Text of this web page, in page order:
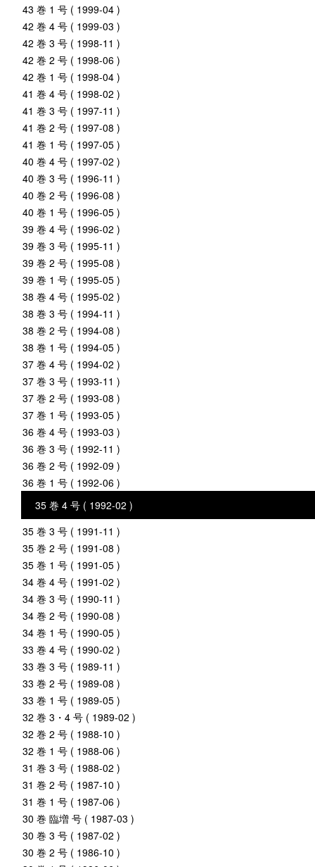
43 巻 1 号 ( 1999-04 )
42 巻 4 号 ( 1999-03 )
42 巻 3 号 ( 1998-11 )
42 巻 2 号 ( 1998-06 )
42 巻 1 号 ( 1998-04 )
41 巻 4 号 ( 1998-02 )
41 巻 3 号 ( 1997-11 )
41 巻 2 号 ( 1997-08 )
41 巻 1 号 ( 1997-05 )
40 巻 4 号 ( 1997-02 )
40 巻 3 号 ( 1996-11 )
40 巻 2 号 ( 1996-08 )
40 巻 1 号 ( 1996-05 )
39 巻 4 号 ( 1996-02 )
39 巻 3 号 ( 1995-11 )
39 巻 2 号 ( 1995-08 )
39 巻 1 号 ( 1995-05 )
38 巻 4 号 ( 1995-02 )
38 巻 3 号 ( 1994-11 )
38 巻 2 号 ( 1994-08 )
38 巻 1 号 ( 1994-05 )
37 巻 4 号 ( 1994-02 )
37 巻 3 号 ( 1993-11 )
37 巻 2 号 ( 1993-08 )
37 巻 1 号 ( 1993-05 )
36 巻 4 号 ( 1993-03 )
36 巻 3 号 ( 1992-11 )
36 巻 2 号 ( 1992-09 )
36 巻 1 号 ( 1992-06 )
35 巻 4 号 ( 1992-02 )
35 巻 3 号 ( 1991-11 )
35 巻 2 号 ( 1991-08 )
35 巻 1 号 ( 1991-05 )
34 巻 4 号 ( 1991-02 )
34 巻 3 号 ( 1990-11 )
34 巻 2 号 ( 1990-08 )
34 巻 1 号 ( 1990-05 )
33 巻 4 号 ( 1990-02 )
33 巻 3 号 ( 1989-11 )
33 巻 2 号 ( 1989-08 )
33 巻 1 号 ( 1989-05 )
32 巻 3・4 号 ( 1989-02 )
32 巻 2 号 ( 1988-10 )
32 巻 1 号 ( 1988-06 )
31 巻 3 号 ( 1988-02 )
31 巻 2 号 ( 1987-10 )
31 巻 1 号 ( 1987-06 )
30 巻 臨増 号 ( 1987-03 )
30 巻 3 号 ( 1987-02 )
30 巻 2 号 ( 1986-10 )